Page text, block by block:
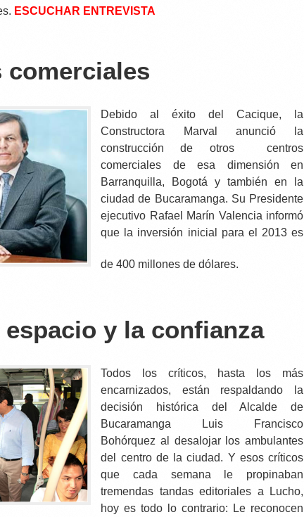
ESCUCHAR ENTREVISTA
comerciales
Debido al éxito del Cacique, la
Constructora Marval anunció la
construcción de otros centros
comerciales de esa dimensión en
Barranquilla, Bogotá y también en la
ciudad de Bucaramanga. Su Presidente
ejecutivo Rafael Marín Valencia informó
que la inversión inicial para el 2013 es
de 400 millones de dólares.
espacio y la confianza
Todos los críticos, hasta los más
encarnizados, están respaldando la
decisión histórica del Alcalde de
Bucaramanga Luis Francisco
Bohórquez al desalojar los ambulantes
del centro de la ciudad. Y esos críticos
que cada semana le propinaban
tremendas tandas editoriales a Lucho,
hoy es todo lo contrario: Le reconocen